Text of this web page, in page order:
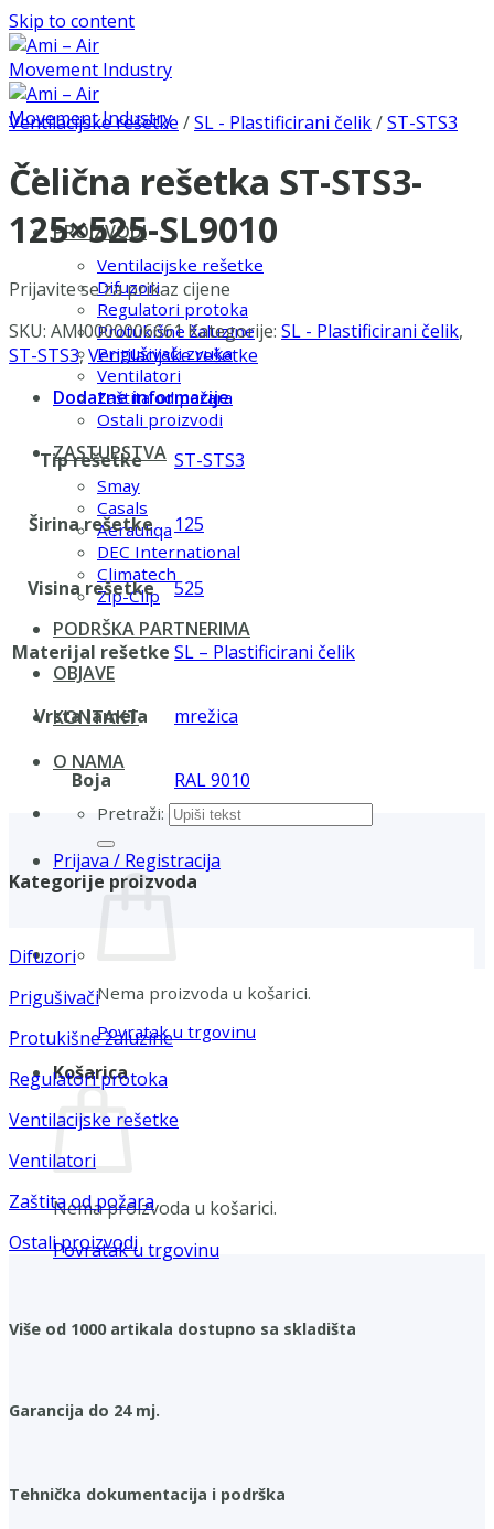
Skip to content
PROIZVODI
Ventilacijske rešetke
Difuzori
Regulatori protoka
Protukišne žaluzine
Prigušivači zvuka
Ventilatori
Zaštita od požara
Ostali proizvodi
ZASTUPSTVA
Smay
Casals
Aerauliqa
DEC International
Climatech
Zip-Clip
PODRŠKA PARTNERIMA
OBJAVE
KONTAKT
O NAMA
Pretraži:
Prijava / Registracija
Nema proizvoda u košarici.
Povratak u trgovinu
Košarica
Nema proizvoda u košarici.
Povratak u trgovinu
Ventilacijske rešetke /SL - Plastificirani čelik/ST-STS3
Čelična rešetka ST-STS3-
125×525-SL9010
Prijavite se za prikaz cijene
SKU: AMI0000006661 Kategorije: SL - Plastificirani čelik,
ST-STS3,Ventilacijske rešetke
Dodatne informacije
Tip rešetke ST-STS3
Širina rešetke 125
Visina rešetke 525
Materijal rešetke SL – Plastificirani čelik
Vrsta lamela mrežica
Boja RAL 9010
Kategorije proizvoda
Difuzori
Prigušivači
Protukišne žaluzine
Regulatori protoka
Ventilacijske rešetke
Ventilatori
Zaštita od požara
Ostali proizvodi
Više od 1000 artikala dostupno sa skladišta
Garancija do 24 mj.
Tehnička dokumentacija i podrška